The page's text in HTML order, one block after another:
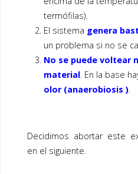
termófilas).
El sistema genera
un problema si no se
No se puede voltear
material. En la base
olor (anaerobiosis ).
Decidimos abortar este
en el siguiente.